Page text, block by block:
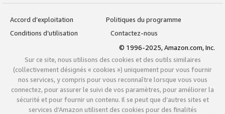
Accord d’exploitation
Politiques du programme
Conditions d’utilisation
Contactez-nous
© 1996-2025, Amazon.com, Inc.
Sur ce site, nous utilisons des cookies et des outils similaires
(collectivement désignés « cookies ») uniquement pour vous fournir
nos services, y compris pour vous reconnaître lorsque vous vous
connectez, pour assurer le suivi de vos paramètres, pour améliorer la
sécurité et pour fournir un contenu. Il se peut que d’autres sites et
services d’Amazon utilisent des cookies pour des finalités